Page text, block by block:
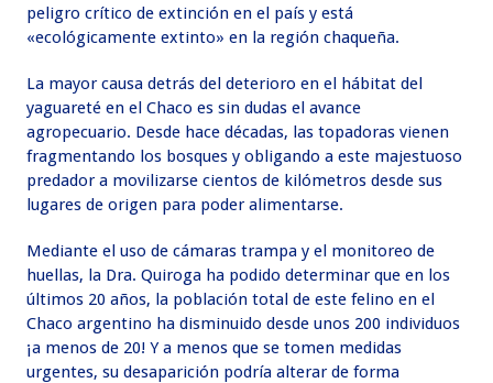
peligro crítico de extinción en el país y está
«ecológicamente extinto» en la región chaqueña.
La mayor causa detrás del deterioro en el hábitat del
yaguareté en el Chaco es sin dudas el avance
agropecuario. Desde hace décadas, las topadoras vienen
fragmentando los bosques y obligando a este majestuoso
predador a movilizarse cientos de kilómetros desde sus
lugares de origen para poder alimentarse.
Mediante el uso de cámaras trampa y el monitoreo de
huellas, la Dra. Quiroga ha podido determinar que en los
últimos 20 años, la población total de este felino en el
Chaco argentino ha disminuido desde unos 200 individuos
¡a menos de 20! Y a menos que se tomen medidas
urgentes, su desaparición podría alterar de forma